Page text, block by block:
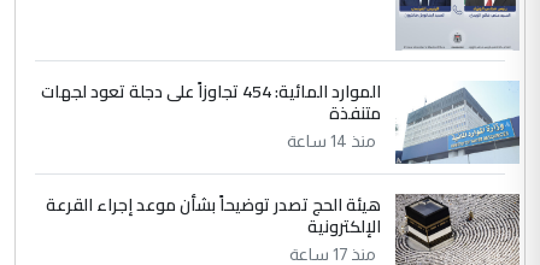
الموارد المائية: 454 تجاوزاً على دجلة تعود لجهات
متنفذة
منذ 14 ساعة
هيئة الحج تصدر توضيحاً بشأن موعد إجراء القرعة
الإلكترونية
منذ 17 ساعة